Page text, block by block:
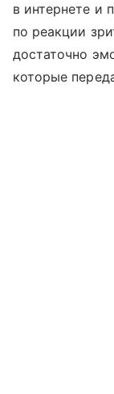
в интернете и
по реакции
достаточно
которые